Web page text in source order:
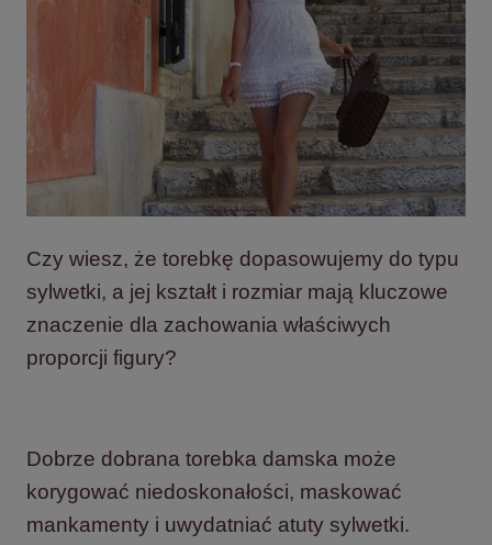
Czy wiesz, że torebkę dopasowujemy do typu
sylwetki, a jej kształt i rozmiar mają kluczowe
znaczenie dla zachowania właściwych
proporcji figury?
Dobrze dobrana torebka damska może
korygować niedoskonałości, maskować
mankamenty i uwydatniać atuty sylwetki.